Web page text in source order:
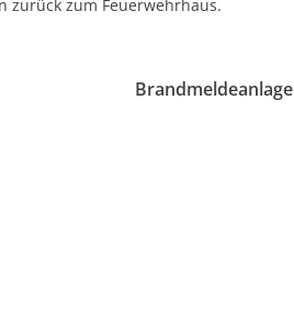
zurück zum Feuerwehrhaus.
Brandmeldeanlage